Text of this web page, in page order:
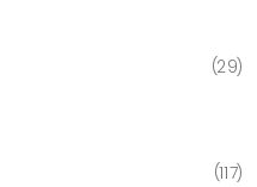
29
117